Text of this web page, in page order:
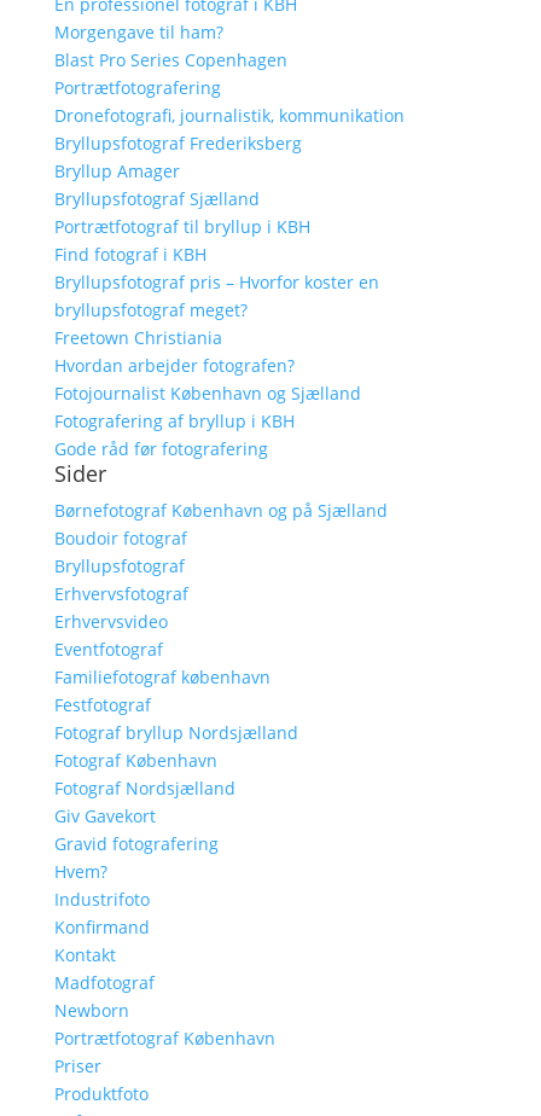
Morgengave til ham?
Blast Pro Series Copenhagen
Portrætfotografering
Dronefotografi, journalistik, kommunikation
Bryllupsfotograf Frederiksberg
Bryllup Amager
Bryllupsfotograf Sjælland
Portrætfotograf til bryllup i KBH
Find fotograf i KBH
Bryllupsfotograf pris – Hvorfor koster en
bryllupsfotograf meget?
Freetown Christiania
Hvordan arbejder fotografen?
Fotojournalist København og Sjælland
Fotografering af bryllup i KBH
Gode råd før fotografering
Sider
Børnefotograf København og på Sjælland
Boudoir fotograf
Bryllupsfotograf
Erhvervsfotograf
Erhvervsvideo
Eventfotograf
Familiefotograf københavn
Festfotograf
Fotograf bryllup Nordsjælland
Fotograf København
Fotograf Nordsjælland
Giv Gavekort
Gravid fotografering
Hvem?
Industrifoto
Konfirmand
Kontakt
Madfotograf
Newborn
Portrætfotograf København
Priser
Produktfoto